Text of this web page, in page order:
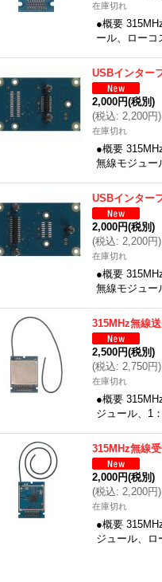
在庫切れ
●概要
ール、ロー
USBインター
2,000円(税別)
(税込: 2,200円)
在庫切れ
●概要
無線モジュー
USBインター
2,000円(税別)
(税込: 2,200円)
在庫切れ
●概要
無線モジュー
315MHz無線
2,500円(税別)
(税込: 2,750円)
在庫切れ
●概要
ジュール、1
315MHz無線
2,000円(税別)
(税込: 2,200円)
在庫切れ
●概要
ジュール、